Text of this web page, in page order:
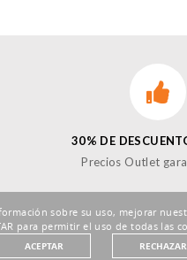
30% DE
Precios Outlet
sobre su uso, mejorar
para permitir el uso de todas las
ACEPTAR RECHAZAR